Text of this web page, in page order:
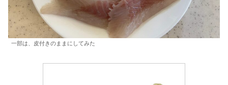
一部は、皮付きのままにしてみた